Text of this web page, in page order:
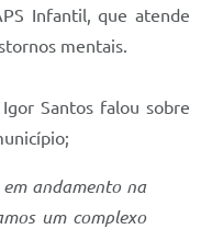
Infantil, que atende
mentais.
Santos falou sobre
andamento na
um complexo